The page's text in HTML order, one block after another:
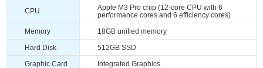
CPU
Apple M3 Pro chip (12-core CPU with 6
performance cores and 6 efficiency cores)
Memory 18GB unified memory
Hard Disk 512GB SSD
Graphic Card Integrated Graphics